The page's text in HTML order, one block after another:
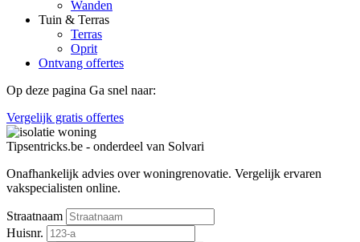
Wanden
Tuin & Terras
Terras
Oprit
Ontvang offertes
Op deze pagina Ga snel naar:
Vergelijk gratis offertes
Tipsentricks.be - onderdeel van Solvari
Onafhankelijk advies over woningrenovatie. Vergelijk ervaren
vakspecialisten online.
Straatnaam
Huisnr.